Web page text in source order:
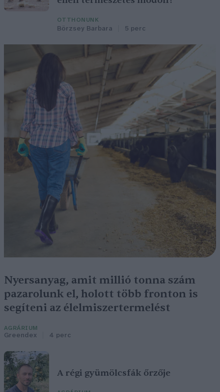
OTTHONUNK
Börzsey Barbara 5 perc
Nyersanyag, amit millió tonna szám
pazarolunk el, holott több fronton is
segíteni az élelmiszertermelést
AGRÁRIUM
Greendex 4 perc
A régi gyümölcsfák őrzője